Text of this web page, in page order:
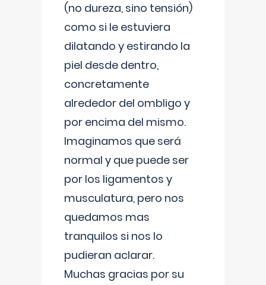
(no dureza, sino tensión)
como si le estuviera
dilatando y estirando la
piel desde dentro,
concretamente
alrededor del ombligo y
por encima del mismo.
Imaginamos que será
normal y que puede ser
por los ligamentos y
musculatura, pero nos
quedamos mas
tranquilos si nos lo
pudieran aclarar.
Muchas gracias por su